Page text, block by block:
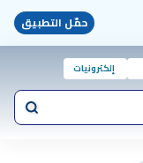
حمّل التطبيق
إلكترونيات